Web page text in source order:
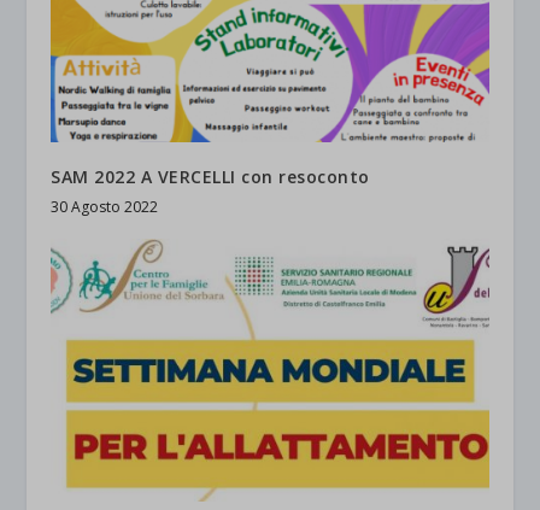
SAM 2022 A VERCELLI con resoconto
30 Agosto 2022